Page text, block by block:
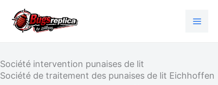
Société intervention punaises de lit
Société de traitement des punaises de lit Eichhoffen